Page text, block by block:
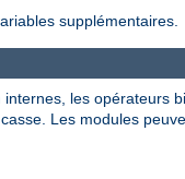
supplémentaires.
les opérateurs
Les modules